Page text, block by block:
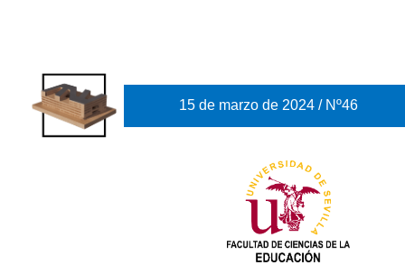
15 de marzo de 2024 / Nº46